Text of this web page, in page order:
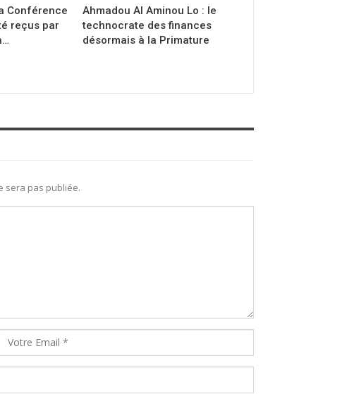
Conférence
reçus par
Ahmadou Al Aminou Lo : le
technocrate des finances
désormais à la Primature
sera pas publiée.